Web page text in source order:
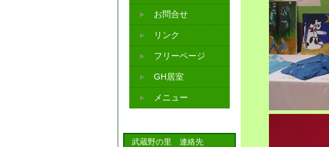
お問合せ
リンク
フリーページ
GH居室
メニュー
武蔵野の里 連絡先